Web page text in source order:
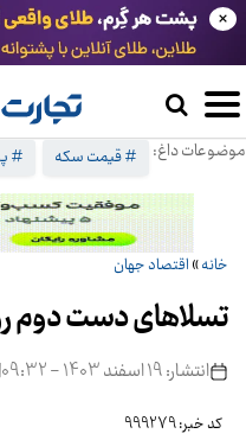
موضوعات داغ: # قیمت سکه #
×
خانه» اقتصاد جهان
تسلاهای دست دوم
انتشار: 19 اسفند 1403 - 09:32 |
کد خبر: 999279